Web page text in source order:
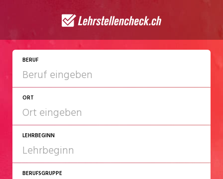
BERUF
ORT
LEHRBEGINN
BERUFSGRUPPE